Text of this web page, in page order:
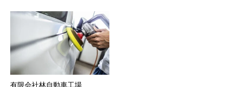
有限会社林自動車工場